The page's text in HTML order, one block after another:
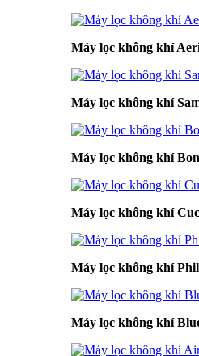
Máy lọc không khí
Máy lọc không khí
Máy lọc không khí
Máy lọc không khí
Máy lọc không khí
Máy lọc không khí